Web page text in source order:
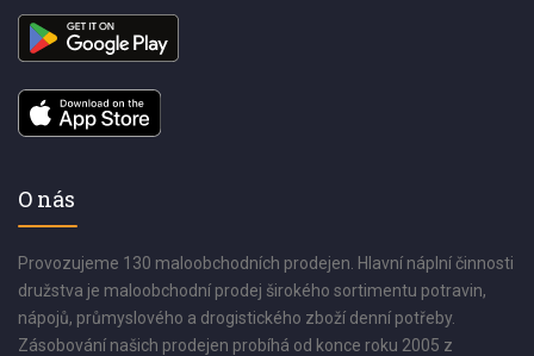
O nás
Provozujeme 130 maloobchodních prodejen. Hlavní náplní činnosti
družstva je maloobchodní prodej širokého sortimentu potravin,
nápojů, průmyslového a drogistického zboží denní potřeby.
Zásobování našich prodejen probíhá od konce roku 2005 z